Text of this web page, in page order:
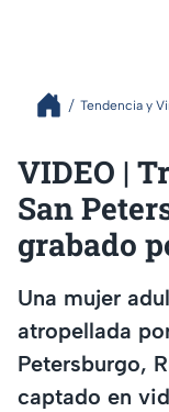
Tendencia y
VIDEO |
San
grabado
Una mujer
atropellada
Petersburgo,
captado en